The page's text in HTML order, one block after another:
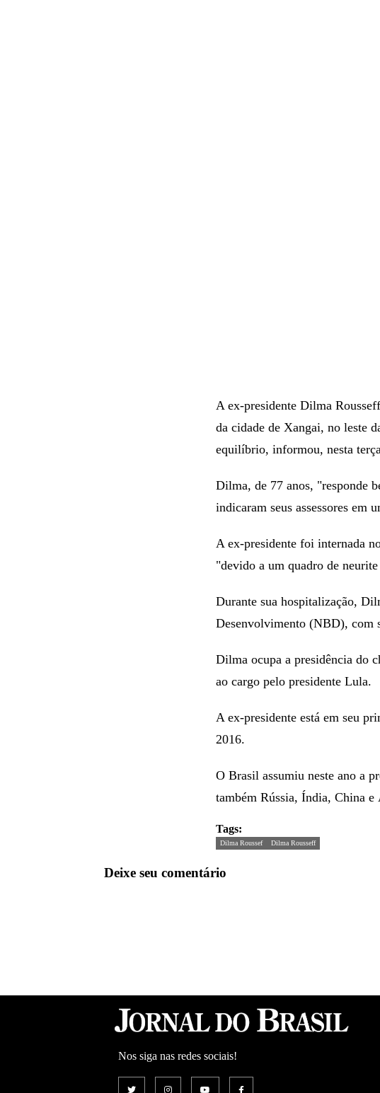
A ex-presidente Dilma
da cidade de Xangai, no leste
equilíbrio, informou, nesta
Dilma, de 77 anos, "responde
indicaram seus assessores em
A ex-presidente foi internada
"devido a um quadro de
Durante sua hospitalização,
Desenvolvimento (NBD), com
Dilma ocupa a presidência do
ao cargo pelo presidente Lula.
A ex-presidente está em seu
2016.
O Brasil assumiu neste ano a
também Rússia, Índia, China
Tags:
Dilma Roussef Dilma Rousseff
Deixe seu comentário
Nos siga nas redes sociais!